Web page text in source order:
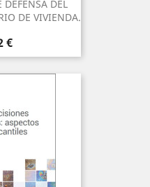
DEL
DE VIVIENDA.
€